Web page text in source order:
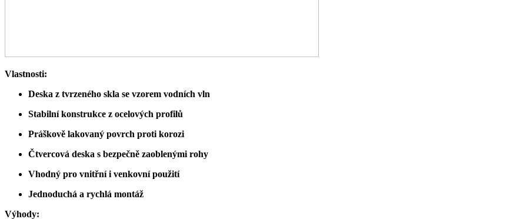
Vlastnosti:
Deska z tvrzeného skla se vzorem vodních vln
Stabilní konstrukce z ocelových profilů
Práškově lakovaný povrch proti korozi
Čtvercová deska s bezpečně zaoblenými rohy
Vhodný pro vnitřní i venkovní použití
Jednoduchá a rychlá montáž
Výhody: